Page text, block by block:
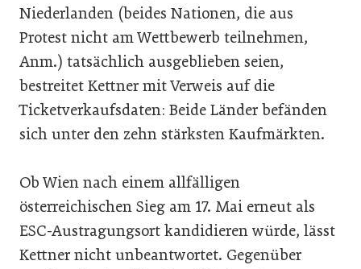
Niederlanden (beides Nationen, die aus
Protest nicht am Wettbewerb teilnehmen,
Anm.) tatsächlich ausgeblieben seien,
bestreitet Kettner mit Verweis auf die
Ticketverkaufsdaten: Beide Länder befänden
sich unter den zehn stärksten Kaufmärkten.
Ob Wien nach einem allfälligen
österreichischen Sieg am 17. Mai erneut als
ESC-Austragungsort kandidieren würde, lässt
Kettner nicht unbeantwortet. Gegenüber